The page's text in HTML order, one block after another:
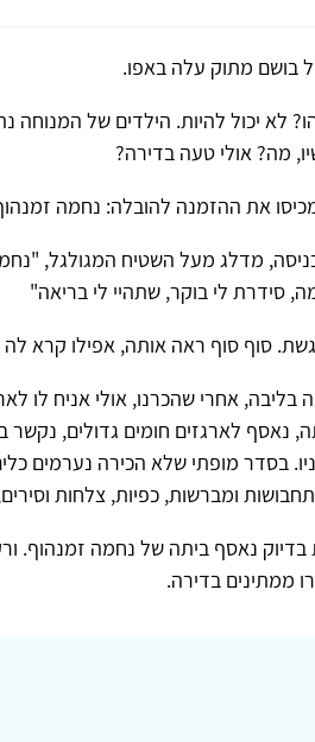
בושם מתוק עלה באפו.
לא יכול להיות. הילדים של
מה? אולי טעה בדירה?
את ההזמנה להובלה: נחמה זמנהוף, רחוב מסילת
מדלג מעל השטיח המגולגל,
סידרת לי בוקר, שתהיי לי בריאה"
סוף סוף ראה אותה, אפילו קרא
בליבה, אחרי שהכרנו, אולי אניח לו
נאסף לארגזים חומים גדולים,
בסדר מופתי שלא הכירה נערמים
ומברשות, כפיות, צלחות
נאסף ביתה של נחמה זמנהוף.
ממתינים בדירה.